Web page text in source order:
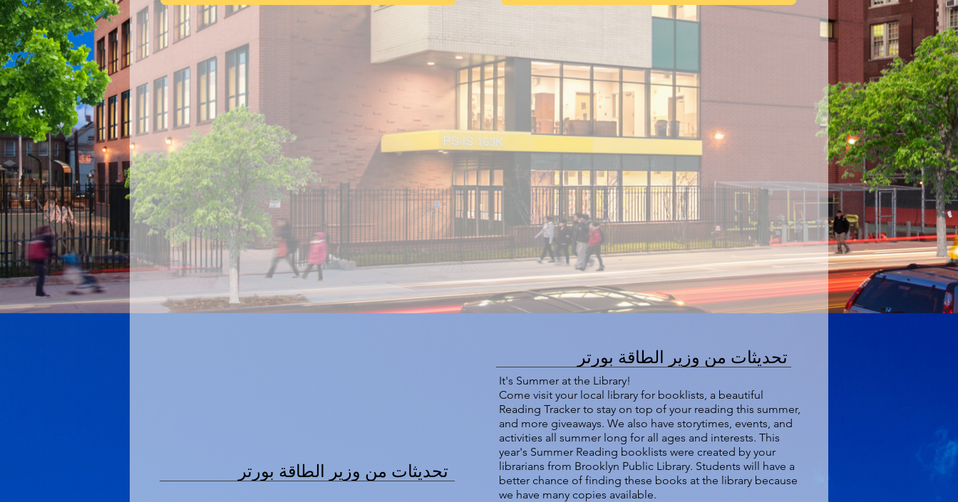
تحديثات من وزير الطاقة بورتر
تحديثات من وزير الطاقة بورتر
It's Summer at the Library!
Come visit your local library for booklists, a beautiful
Reading Tracker to stay on top of your reading this summer,
and more giveaways. We also have storytimes, events, and
activities all summer long for all ages and interests. This
year's Summer Reading booklists were created by your
librarians from Brooklyn Public Library. Students will have a
better chance of finding these books at the library because
we have many copies available.